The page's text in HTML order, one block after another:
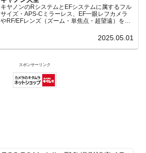
キヤノンのRシステムとEFシステムに属するフル
サイズ・APS-Cミラーレス、EF一眼レフカメラ
やRF/EFレンズ（ズーム・単焦点・超望遠）をカ
常に機種の内部リンク設計で回遊性向上と快適表
2025.05.01
スポンサーリンク